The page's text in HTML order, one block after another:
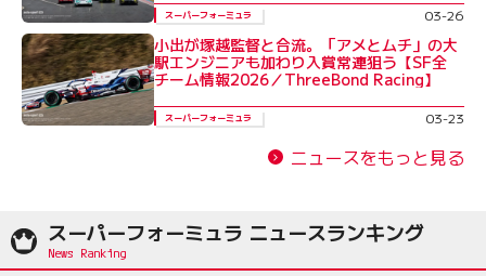
スーパーフォーミュラ 03-26
小出が塚越監督と合流。「アメとムチ」の大
駅エンジニアも加わり入賞常連狙う【SF全
チーム情報2026／ThreeBond Racing】
スーパーフォーミュラ 03-23
ニュースをもっと見る
スーパーフォーミュラ ニュースランキング